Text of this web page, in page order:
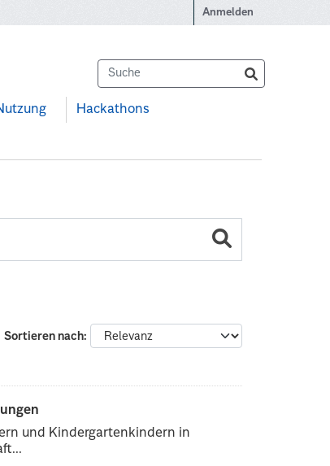
Anmelden
Hackathons
Sortieren nach
und Kindergartenkindern in